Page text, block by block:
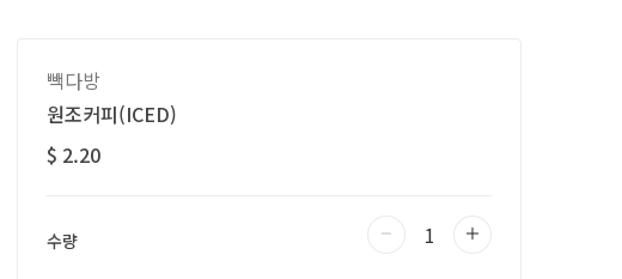
빽다방
원조커피(ICED)
$ 2.20
수량